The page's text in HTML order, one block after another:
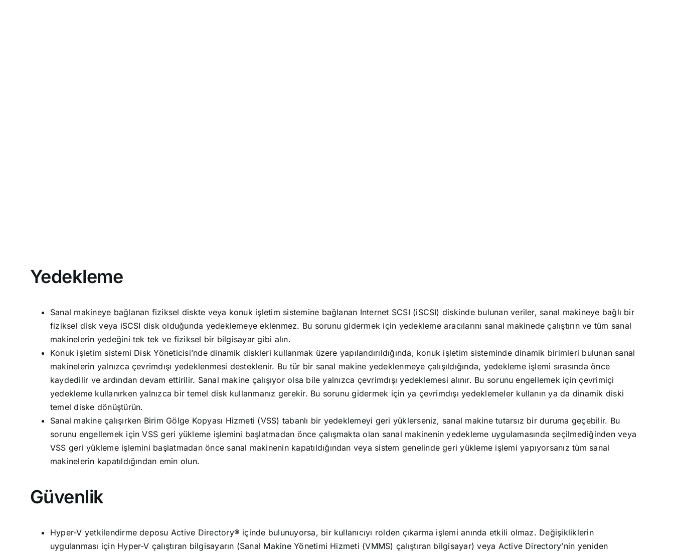
Yedekleme
Sanal makineye bağlanan fiziksel diskte veya konuk işletim sistemine bağlanan Internet SCSI (iSCSI) diskinde bulunan veriler, sanal makineye bağlı bir
fiziksel disk veya iSCSI disk olduğunda yedeklemeye eklenmez. Bu sorunu gidermek için yedekleme aracılarını sanal makinede çalıştırın ve tüm sanal
makinelerin yedeğini tek tek ve fiziksel bir bilgisayar gibi alın.
Konuk işletim sistemi Disk Yöneticisi’nde dinamik diskleri kullanmak üzere yapılandırıldığında, konuk işletim sisteminde dinamik birimleri bulunan sanal
makinelerin yalnızca çevrimdışı yedeklenmesi desteklenir. Bu tür bir sanal makine yedeklenmeye çalışıldığında, yedekleme işlemi sırasında önce
kaydedilir ve ardından devam ettirilir. Sanal makine çalışıyor olsa bile yalnızca çevrimdışı yedeklemesi alınır. Bu sorunu engellemek için çevrimiçi
yedekleme kullanırken yalnızca bir temel disk kullanmanız gerekir. Bu sorunu gidermek için ya çevrimdışı yedeklemeler kullanın ya da dinamik diski
temel diske dönüştürün.
Sanal makine çalışırken Birim Gölge Kopyası Hizmeti (VSS) tabanlı bir yedeklemeyi geri yüklerseniz, sanal makine tutarsız bir duruma geçebilir. Bu
sorunu engellemek için VSS geri yükleme işlemini başlatmadan önce çalışmakta olan sanal makinenin yedekleme uygulamasında seçilmediğinden veya
VSS geri yükleme işlemini başlatmadan önce sanal makinenin kapatıldığından veya sistem genelinde geri yükleme işlemi yapıyorsanız tüm sanal
makinelerin kapatıldığından emin olun.
Güvenlik
Hyper-V yetkilendirme deposu Active Directory® içinde bulunuyorsa, bir kullanıcıyı rolden çıkarma işlemi anında etkili olmaz. Değişikliklerin
uygulanması için Hyper-V çalıştıran bilgisayarın (Sanal Makine Yönetimi Hizmeti (VMMS) çalıştıran bilgisayar) veya Active Directory’nin yeniden